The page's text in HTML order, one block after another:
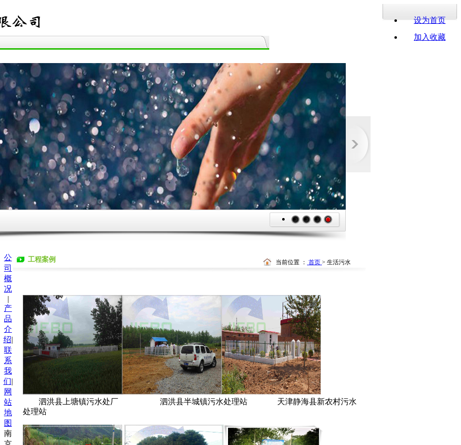
设为首页
加入收藏
1 2 3 4
工程案例 当前位置 ： 首页 > 生活污水
泗洪县上塘镇污水处厂 泗洪县半城镇污水处理站 天津静海县新农村污水
处理站
公
司
概
况
|
产
品
介
绍|
联
系
我
们|
网
站
地
图
南